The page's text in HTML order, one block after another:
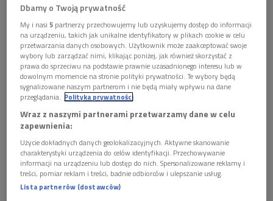
pszczół. Z doktor Justyną Kierat, biolożką i badaczką
dzikich pszczół, szukaliśmy ich w ogrodach w
Łazienkach Królewskich w Warszawie.
Dbamy o Twoją prywatność
My i nasi5 partnerzy przechowujemy lub uzyskujemy dostęp do informacji
na urządzeniu, takich jak unikalne identyfikatory w plikach cookie w celu
przetwarzania danych osobowych. Użytkownik może zaakceptować swoje
wybory lub zarządzać nimi, klikając poniżej, jak również skorzystać z
prawa do sprzeciwu na podstawie prawnie uzasadnionego interesu lub w
dowolnym momencie na stronie polityki prywatności. Te wybory będą
sygnalizowane naszym partnerom i nie będą miały wpływu na dane
przeglądania. Polityka prywatności
Wraz z naszymi partnerami przetwarzamy dane w celu
zapewnienia:
Użycie dokładnych danych geolokalizacyjnych. Aktywne skanowanie
charakterystyki urządzenia do celów identyfikacji. Przechowywanie
informacji na urządzeniu lub dostęp do nich. Spersonalizowane reklamy i
treści, pomiar reklam i treści, badnie odbiorców i ulepszanie usług.
Lista partnerów (dostawców)